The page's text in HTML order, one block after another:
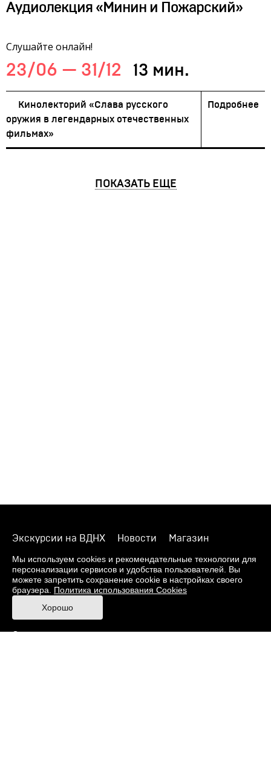
Аудиолекция «Минин и Пожарский»
Слушайте онлайн!
23/06 — 31/12 13 мин.
Кинолекторий «Слава русского
оружия в легендарных отечественных
фильмах»
Подробнее
ПОКАЗАТЬ ЕЩЕ
Экскурсии на ВДНХ Новости
Магазин
О музее
Фонды
Виртуальный музей
Издания
Пресс-центр
Контакты
Правила посещения Музея
Ответы на частые вопросы
Мы используем cookies и рекомендательные технологии для
персонализации сервисов и удобства пользователей. Вы
можете запретить сохранение cookie в настройках своего
браузера. Политика использования Cookies
Хорошо